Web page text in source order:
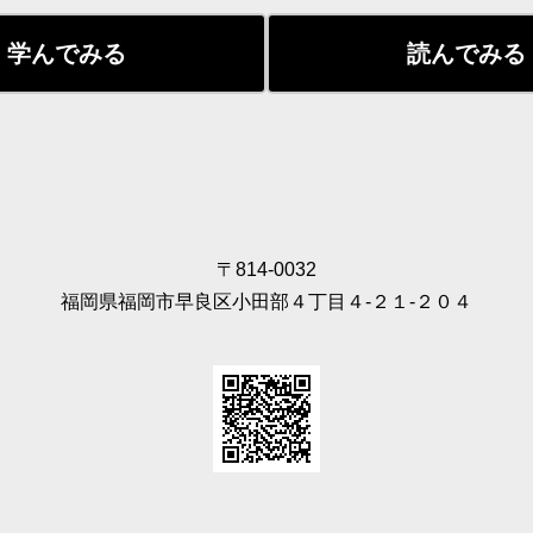
学んでみる 読んでみる
〒814-0032
福岡県福岡市早良区小田部４丁目４‐２１‐２０４